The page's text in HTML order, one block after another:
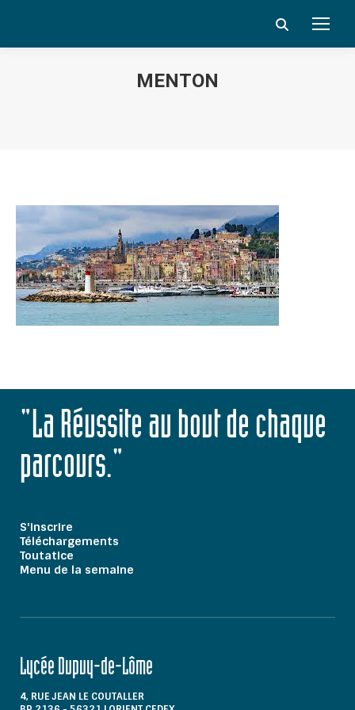
Search:
MENTON
"La Réussite au bout de chaque
parcours."
S'inscrire
Téléchargements
Toutatice
Menu de la semaine
Lycée Dupuy-de-Lôme
4, RUE JEAN LE COUTALLER